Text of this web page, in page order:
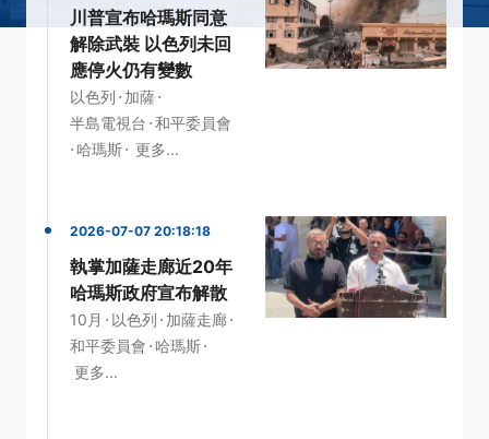
川普宣布哈瑪斯同意
解除武裝 以色列未回
應停火仍有變數
以色列 · 加薩·
半島電視台 ·和平委員會
· 哈瑪斯· 更多...
2026-07-07 20:18:18
執掌加薩走廊近20年
哈瑪斯政府宣布解散
10月 · 以色列 · 加薩走廊·
和平委員會 · 哈瑪斯·
更多...